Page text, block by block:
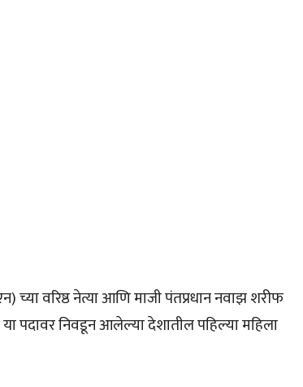
वरिष्ठ नेत्या आणि माजी पंतप्रधान नवाझ शरीफ
या पदावर निवडून आलेल्या देशातील पहिल्या महिला